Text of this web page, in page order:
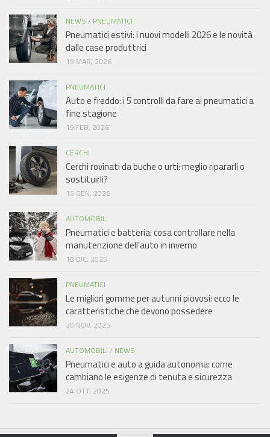
NEWS / PNEUMATICI
Pneumatici estivi: i nuovi modelli 2026 e le novità
dalle case produttrici
19 MAR, 2026
PNEUMATICI
Auto e freddo: i 5 controlli da fare ai pneumatici a
fine stagione
19 FEB, 2026
CERCHI
Cerchi rovinati da buche o urti: meglio ripararli o
sostituirli?
15 GEN, 2026
AUTOMOBILI
Pneumatici e batteria: cosa controllare nella
manutenzione dell’auto in inverno
18 DIC, 2025
PNEUMATICI
Le migliori gomme per autunni piovosi: ecco le
caratteristiche che devono possedere
20 NOV, 2025
AUTOMOBILI / NEWS
Pneumatici e auto a guida autonoma: come
cambiano le esigenze di tenuta e sicurezza
24 OTT, 2025